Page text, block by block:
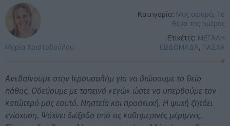
Κατηγορία: Μας αφορά, Το
θέμα της ημέρας
Ετικέτες: ΜΕΓΑΛΗ
ΕΒΔΟΜΑΔΑ, ΠΑΣΧΑ
Μαρία Χριστοδούλου
Ανεβαίνουμε στην Ιερουσαλήμ για να βιώσουμε το θείο
πάθος. Οδεύουμε με ταπεινό «εγώ» ώστε να υπερβούμε τον
κατώτερό μας εαυτό. Νηστεία και προσευχή. Η ψυχή ζητάει
ενίσχυση. Ψάχνει διέξοδο από τις καθημερινές μέριμνες.